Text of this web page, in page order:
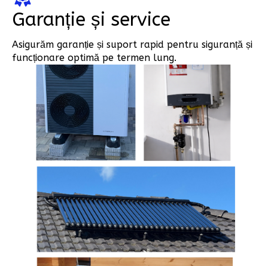
Garanție și service
Asigurăm garanție și suport rapid pentru siguranță și
funcționare optimă pe termen lung.